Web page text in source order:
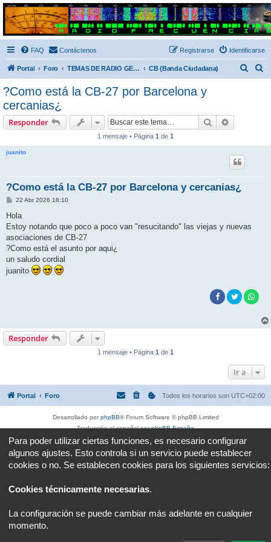
Radio Frecuencias
Foro de Radio Frecuencias
FAQ Contáctenos Identificarse
Registrarse
Portal Foro TEMAS DE RADIO GENERALES CB (Banda Ciudadana)
?Como está la CB-27 por Barcelona y
cercanias¿
Responder Buscar
1 mensaje • Página 1 de 1
juanito
?Como está la CB-27 por Barcelona y cercanias¿
M
n
a
j
22 Abr 2026 18:10
Hola
Estoy notando que poco a poco van "resucitando" las viejas y nuevas
asociaciones de CB-27
?Como está el asunto por aqui¿
un saludo cordial
juanito
Responder
1 mensaje • Página 1 de 1
Ir a
Portal Foro Todos los horarios son UTC+02:00
Desarrollado porphpBB® Forum Software © phpBB Limited
Traducción al español porphpBB España
Privacidad|Condiciones
Para poder utilizar ciertas funciones, es necesario configurar
algunos ajustes. Esto controla si un servicio puede establecer
cookies o no. Se establecen cookies para los siguientes servicios:
Cookies técnicamente necesarias.
La configuración se puede cambiar más adelante en cualquier
momento.